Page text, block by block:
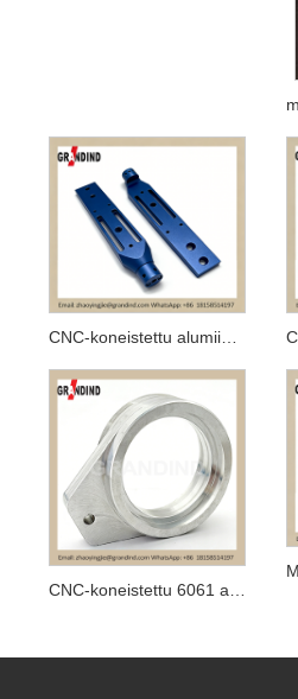
CNC-koneistettu alumiinisininen anodisoitu komponentti
CNC-koneistettu 6061 alumiiniseoksesta valmistettu laakerilevy